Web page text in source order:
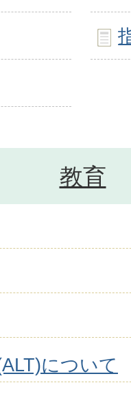
教育
について